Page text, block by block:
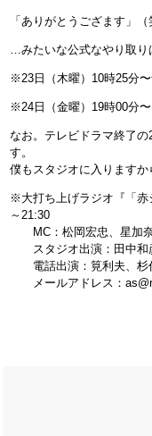
「ありがとうござます」（
…みたいな公式なやり取り
※23日（木曜）10時25分
※24日（金曜）19時00分〜
なお。テレビドラマ終了
す。
僕もスタジオに入りますか
※大打ち上げラジオ『「赤
～21:30
MC：松岡宏忠、星加
スタジオ出演：田中和
電話出演：筧利夫、杉
メールアドレス：